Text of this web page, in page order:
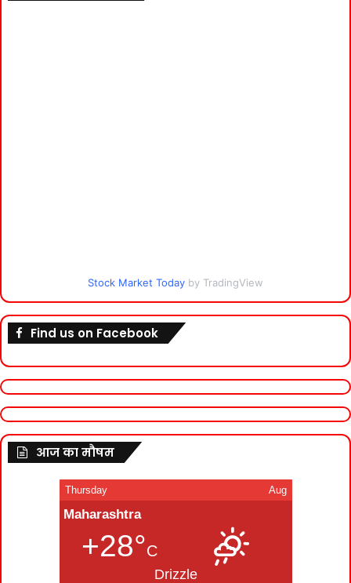
Stock Market Today by TradingView
Find us on Facebook
आज का मौषम
Thursday Aug
Maharashtra
+28°C
Drizzle